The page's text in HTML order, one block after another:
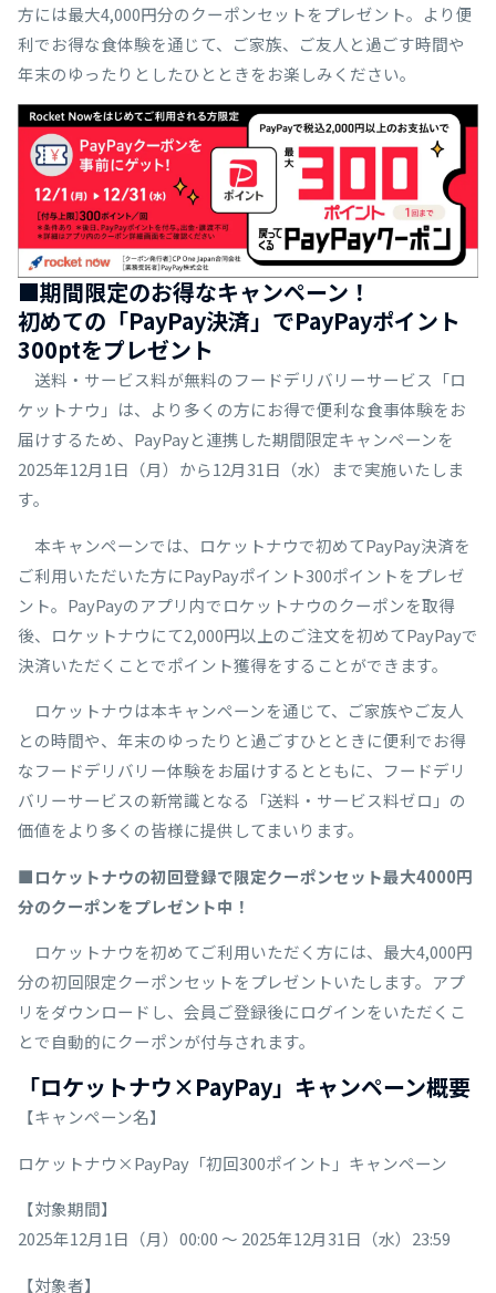
方には最大4,000円分のクーポンセットをプレゼント。より便
利でお得な食体験を通じて、ご家族、ご友人と過ごす時間や
年末のゆったりとしたひとときをお楽しみください。
■期間限定のお得なキャンペーン！
初めての「PayPay決済」でPayPayポイント
300ptをプレゼント
送料・サービス料が無料のフードデリバリーサービス「ロ
ケットナウ」は、より多くの方にお得で便利な食事体験をお
届けするため、PayPayと連携した期間限定キャンペーンを
2025年12月1日（月）から12月31日（水）まで実施いたしま
す。
本キャンペーンでは、ロケットナウで初めてPayPay決済を
ご利用いただいた方にPayPayポイント300ポイントをプレゼ
ント。PayPayのアプリ内でロケットナウのクーポンを取得
後、ロケットナウにて2,000円以上のご注文を初めてPayPayで
決済いただくことでポイント獲得をすることができます。
ロケットナウは本キャンペーンを通じて、ご家族やご友人
との時間や、年末のゆったりと過ごすひとときに便利でお得
なフードデリバリー体験をお届けするとともに、フードデリ
バリーサービスの新常識となる「送料・サービス料ゼロ」の
価値をより多くの皆様に提供してまいります。
■ロケットナウの初回登録で限定クーポンセット最大4000円
分のクーポンをプレゼント中！
ロケットナウを初めてご利用いただく方には、最大4,000円
分の初回限定クーポンセットをプレゼントいたします。アプ
リをダウンロードし、会員ご登録後にログインをいただくこ
とで自動的にクーポンが付与されます。
「ロケットナウ×PayPay」キャンペーン概要
【キャンペーン名】
ロケットナウ×PayPay「初回300ポイント」キャンペーン
【対象期間】
2025年12月1日（月）00:00 ～ 2025年12月31日（水）23:59
【対象者】